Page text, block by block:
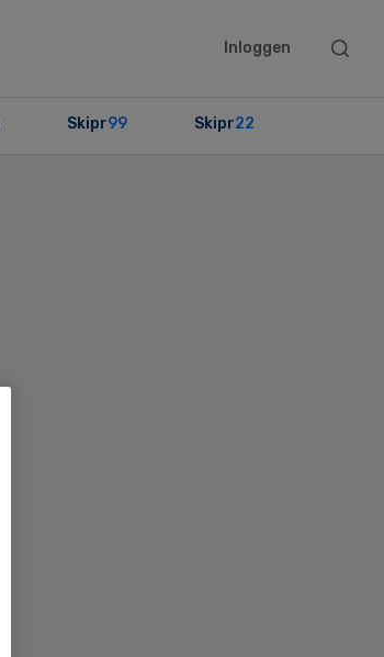
Inloggen
Search
Skipr99 Skipr22